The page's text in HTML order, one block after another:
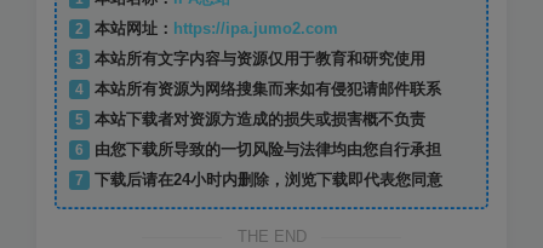
2
本站网址： https://ipa.jumo2.com
3
本站所有文字内容与资源仅用于教育和研究使用
4
本站所有资源为网络搜集而来如有侵犯请邮件联系
5
本站下载者对资源方造成的损失或损害概不负责
6
由您下载所导致的一切风险与法律均由您自行承担
7
下载后请在24小时内删除，浏览下载即代表您同意
THE END